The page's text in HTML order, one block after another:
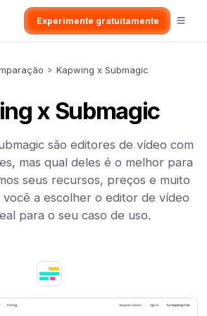
Experimente gratuitamente
> Kapwing x Submagic
x Submagic
são editores de vídeo com
mas qual deles é o melhor para
seus recursos, preços e muito
você a escolher o editor de vídeo
para o seu caso de uso.